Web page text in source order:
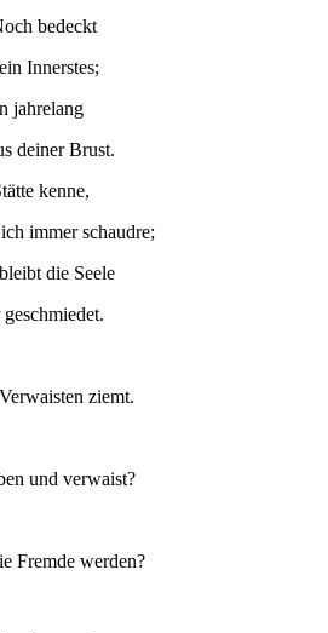
bedeckt
Innerstes;
jahrelang
deiner Brust.
kenne,
immer schaudre;
die Seele
ziemt.
und verwaist?
Fremde werden?